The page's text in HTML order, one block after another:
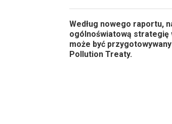
Według nowego raportu,
ogólnoświatową strategię
może być
Pollution Treaty.